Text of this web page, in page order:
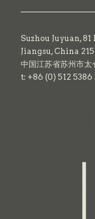
Suzhou Juyuan,
Jiangsu, China
中国江苏省苏州市
t: +86 (0) 512 5386